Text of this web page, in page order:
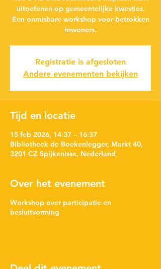
uitoefenen op gemeentelijke kwesties.
Een onmisbare workshop voor betrokken
inwoners.
Registratie is afgesloten
Andere evenementen bekijken
Tijd en locatie
15 feb 2026, 14:37 – 16:37
Bibliotheek de Boekenlegger, Markt 40,
3201 CZ Spijkenisse, Nederland
Over het evenement
Workshop over participatie en
besluitvorming